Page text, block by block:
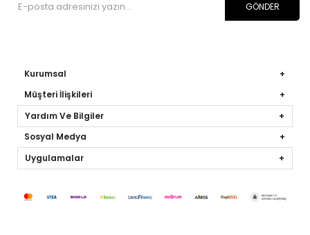
GÖNDER
Kurumsal
Müşteri İlişkileri
Yardım Ve Bilgiler
Sosyal Medya
Uygulamalar